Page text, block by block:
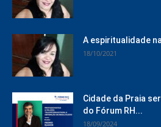
A espiritualidade
18/10/2021
Cidade da Praia
do Fórum RH...
18/09/2024